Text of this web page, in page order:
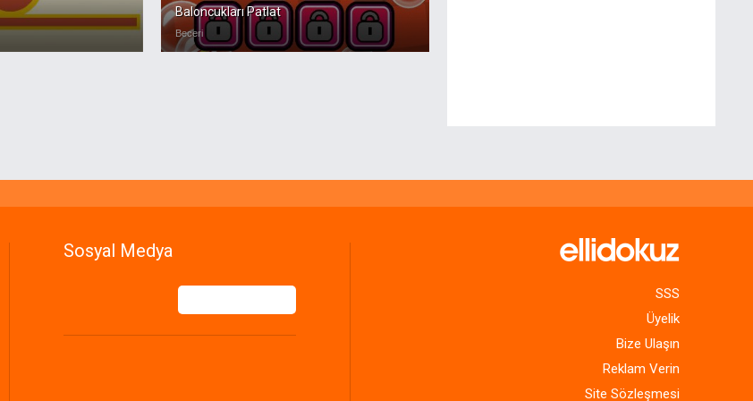
Baloncukları Patlat
Beceri
Sosyal Medya
SSS
Üyelik
Bize Ulaşın
Reklam Verin
Site Sözleşmesi